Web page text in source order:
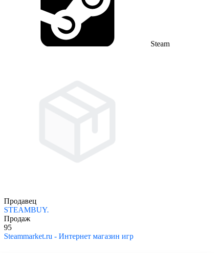
Steam
Продавец
STEAMBUY.
Продаж
95
Steammarket.ru - Интернет магазин игр